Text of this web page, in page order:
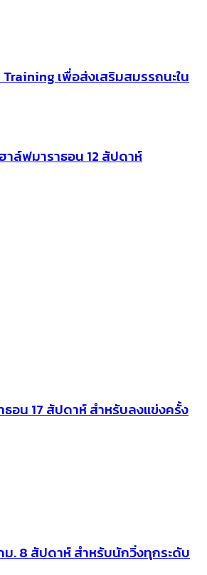
เพื่อส่งเสริมสมรรถนะใน
าล์ฟมาราธอน 12 สัปดาห์
อน 17 สัปดาห์ สำหรับลงแข่งครั้ง
ม. 8 สัปดาห์ สำหรับนักวิ่งทุกระดับ